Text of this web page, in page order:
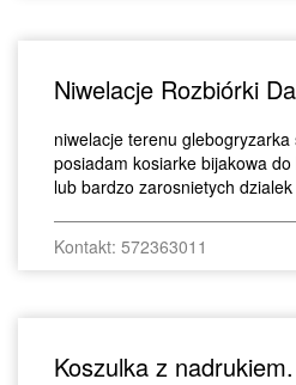
Niwelacje Rozbiórki
niwelacje terenu
posiadam kosiarke bijakowa
lub bardzo zarosnietych
Kontakt: 572363011
Koszulka z nadrukiem.